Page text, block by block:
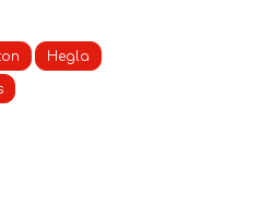
Hegla